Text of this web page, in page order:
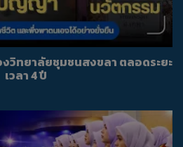
วิทยาลัยชุมชนสงขลา ตลอดระยะ
เวลา 4 ปี